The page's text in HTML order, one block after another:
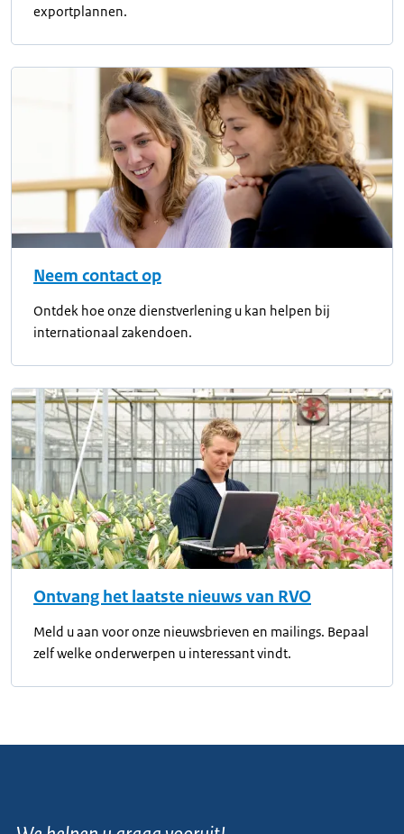
exportplannen.
Neem contact op
Ontdek hoe onze dienstverlening u kan helpen bij
internationaal zakendoen.
Ontvang het laatste nieuws van RVO
Meld u aan voor onze nieuwsbrieven en mailings. Bepaal
zelf welke onderwerpen u interessant vindt.